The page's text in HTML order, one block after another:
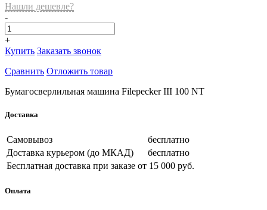
Нашли дешевле?
-
+
Купить Заказать звонок
Сравнить Отложить товар
Бумагосверлильная машина Filepecker III 100 NT
Доставка
Самовывоз
бесплатно
Доставка курьером (до МКАД)
бесплатно
Бесплатная доставка при заказе от 15 000 руб.
Оплата